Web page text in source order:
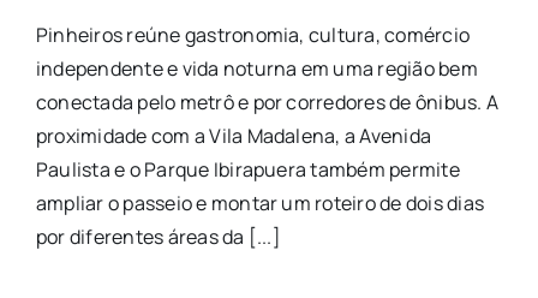
Pinheiros reúne gastronomia, cultura, comércio
independente e vida noturna em uma região bem
conectada pelo metrô e por corredores de ônibus. A
proximidade com a Vila Madalena, a Avenida
Paulista e o Parque Ibirapuera também permite
ampliar o passeio e montar um roteiro de dois dias
por diferentes áreas da [...]